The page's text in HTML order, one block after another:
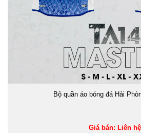
Bộ quần áo bóng đá Hải
Giá bán: Liên hệ